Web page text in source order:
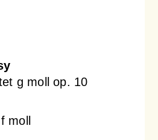
g moll op. 10
moll